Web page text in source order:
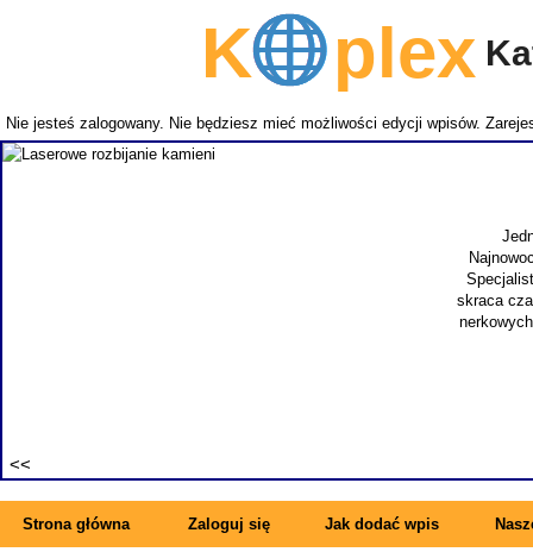
Kplex
Nie jesteś zalogowany. Nie będziesz mieć możliwości edycji wpisów.
skraca
Strona główna Zaloguj się Jak dodać wpis